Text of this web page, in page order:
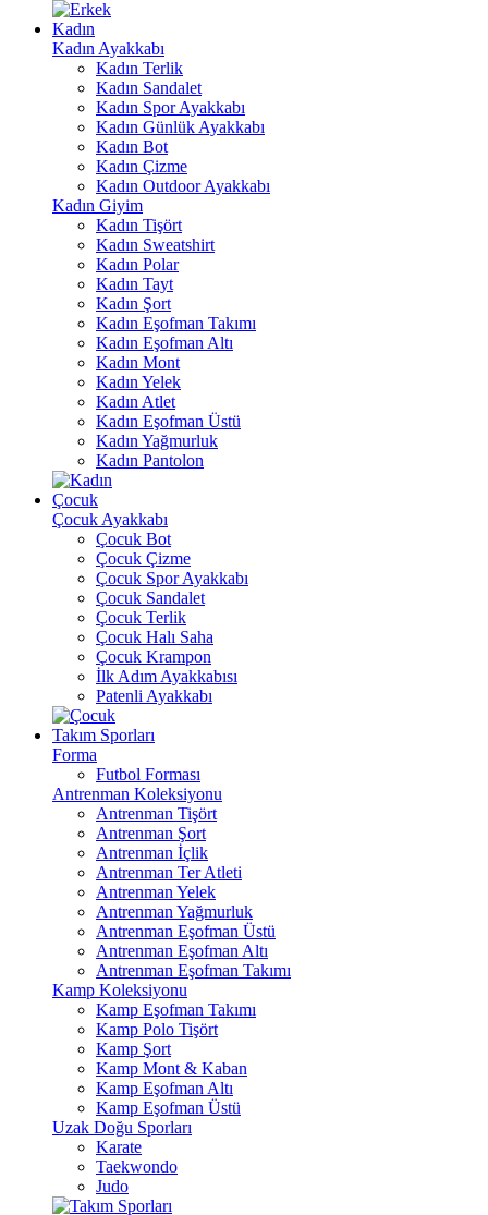
Kadın
Kadın Ayakkabı
Kadın Terlik
Kadın Sandalet
Kadın Spor Ayakkabı
Kadın Günlük Ayakkabı
Kadın Bot
Kadın Çizme
Kadın Outdoor Ayakkabı
Kadın Giyim
Kadın Tişört
Kadın Sweatshirt
Kadın Polar
Kadın Tayt
Kadın Şort
Kadın Eşofman Takımı
Kadın Eşofman Altı
Kadın Mont
Kadın Yelek
Kadın Atlet
Kadın Eşofman Üstü
Kadın Yağmurluk
Kadın Pantolon
Çocuk
Çocuk Ayakkabı
Çocuk Bot
Çocuk Çizme
Çocuk Spor Ayakkabı
Çocuk Sandalet
Çocuk Terlik
Çocuk Halı Saha
Çocuk Krampon
İlk Adım Ayakkabısı
Patenli Ayakkabı
Takım Sporları
Forma
Futbol Forması
Antrenman Koleksiyonu
Antrenman Tişört
Antrenman Şort
Antrenman İçlik
Antrenman Ter Atleti
Antrenman Yelek
Antrenman Yağmurluk
Antrenman Eşofman Üstü
Antrenman Eşofman Altı
Antrenman Eşofman Takımı
Kamp Koleksiyonu
Kamp Eşofman Takımı
Kamp Polo Tişört
Kamp Şort
Kamp Mont & Kaban
Kamp Eşofman Altı
Kamp Eşofman Üstü
Uzak Doğu Sporları
Karate
Taekwondo
Judo